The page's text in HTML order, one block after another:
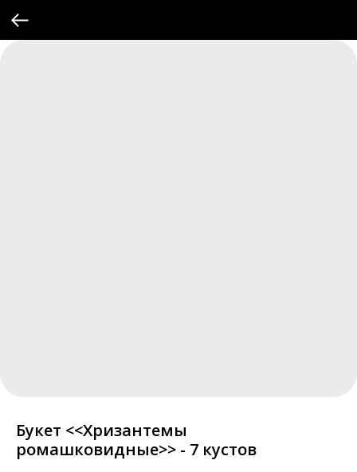
Букет <<Хризантемы
ромашковидные>> - 7 кустов